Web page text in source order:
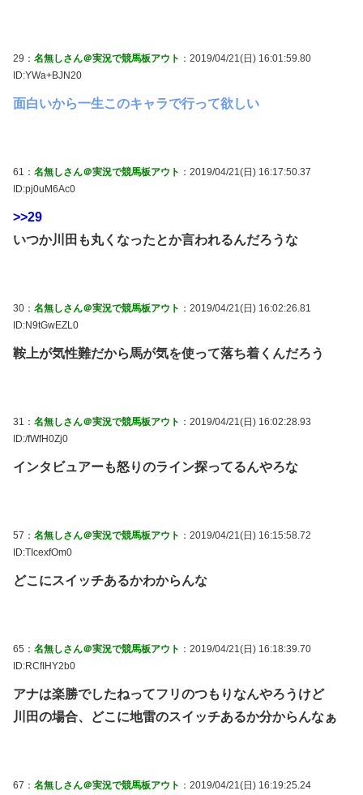
29： 名無しさん＠実況で競馬板アウト ：2019/04/21(日) 16:01:59.80
ID:YWa+BJN20
面白いから一生このキャラで行って欲しい
61： 名無しさん＠実況で競馬板アウト ：2019/04/21(日) 16:17:50.37
ID:pj0uM6Ac0
>>29
いつか川田も丸くなったとか言われるんだろうな
30： 名無しさん＠実況で競馬板アウト ：2019/04/21(日) 16:02:26.81
ID:N9tGwEZL0
鞍上が気性難だから馬が気を使って落ち着くんだろう
31： 名無しさん＠実況で競馬板アウト ：2019/04/21(日) 16:02:28.93
ID:/fWfH0Zj0
インタビュアーも怒りのライン探ってるんやろな
57： 名無しさん＠実況で競馬板アウト ：2019/04/21(日) 16:15:58.72
ID:TIcexfOm0
どこにスイッチあるかわからんな
65： 名無しさん＠実況で競馬板アウト ：2019/04/21(日) 16:18:39.70
ID:RCfIHY2b0
アナは楽勝でしたねってフリのつもりなんやろうけど
川田の場合、どこに地雷のスイッチあるか分からんなぁ
67： 名無しさん＠実況で競馬板アウト ：2019/04/21(日) 16:19:25.24